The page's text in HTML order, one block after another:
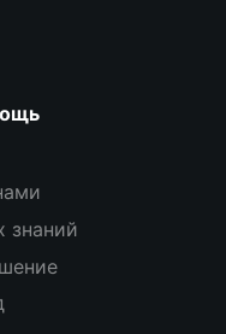
знаний